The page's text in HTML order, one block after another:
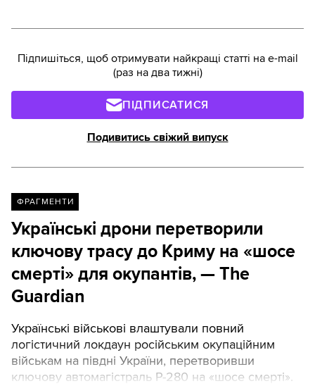
Підпишіться, щоб отримувати найкращі статті на e-mail
(раз на два тижні)
ПІДПИСАТИСЯ
Подивитись свіжий випуск
ФРАГМЕНТИ
Українські дрони перетворили
ключову трасу до Криму на «шосе
смерті» для окупантів, — The
Guardian
Українські військові влаштували повний
логістичний локдаун російським окупаційним
військам на півдні України, перетворивши
ключову автомагістраль Р-280 на «шосе смерті».